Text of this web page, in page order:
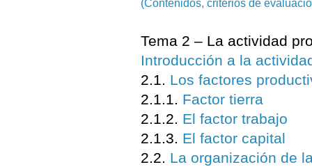
(Contenidos, criterios de
Tema 2 – La actividad
Introducción a la
2.1. Los factores
2.1.1. Factor tierra
2.1.2. El factor trabajo
2.1.3. El factor capital
2.2. La organización de